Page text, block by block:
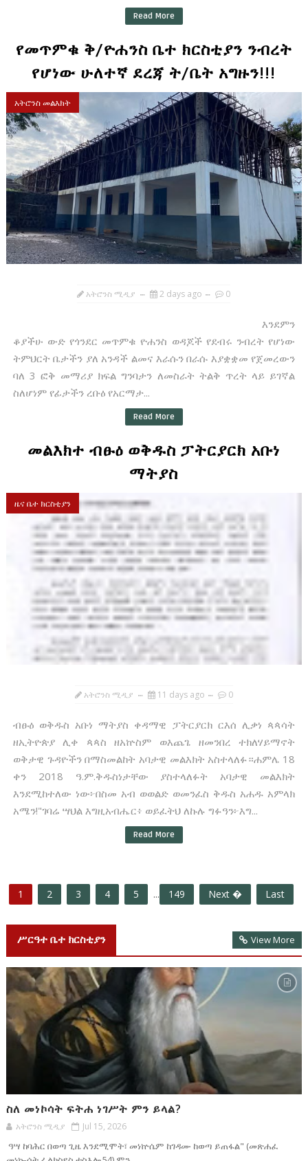
Read More
የመጥምቁ ቅ/ዮሐንስ ቤተ ክርስቲያን ንብረት
የሆነው ሁለተኛ ደረጃ ት/ቤት አግዙን!!!
አትሮንስ መልእክት
አትሮንስ ሚዲያ 2 days ago 0
እንደምን
ቆያችሁ ውድ የጎንደር መጥምቁ ዮሐንስ ወዳጆች የደብሩ ንብረት የሆነው
ትምህርት ቤታችን ያለ አንዳች ልመና እራሱን በራሱ እያቋቋመ የጀመረውን
ባለ 3 ፎቅ መማሪያ ክፍል ግንባታን ለመስራት ትልቅ ጥረት ላይ ይገኛል
ስለሆነም የፊታችን ረቡዕ የአርማታ...
Read More
መልእክተ ብፁዕ ወቅዱስ ፓትርያርክ አቡነ
ማትያስ
ዜና ቤተ ክርስቲያን
አትሮንስ ሚዲያ 11 days ago 0
ብፁዕ ወቅዱስ አቡነ ማትያስ ቀዳማዊ ፓትርያርክ ርእሰ ሊቃነ ጳጳሳት
ዘኢትዮጵያ ሊቀ ጳጳስ ዘአኵስም ወእጨጌ ዘመንበረ ተክለሃይማኖት
ወቅታዊ ጉዳዮችን በማስመልከት አባታዊ መልእክት አስተላለፉ።ሐምሌ 18
ቀን 2018 ዓ.ም.ቅዱስነታቸው ያስተላለፉት አባታዊ መልእክት
እንደሚከተለው ነው፦በስመ አብ ወወልድ ወመንፈስ ቅዱስ አሐዱ አምላክ
አሜን!"ገባሬ ሣህል እግዚአብሔር፥ ወይፈትህ ለኩሉ ግፉዓን፦እግ...
Read More
1 2 3 4 5 ... 149 Next � Last
ሥርዓተ ቤተ ክርስቲያን View More
ስለ መነኮሳት ፍትሐ ነገሥት ምን ይላል?
አትሮንስ ሚዲያ Jul 15, 2026
ዓሣ ከባሕር በወጣ ጊዜ እንደሚሞት፣ መነኵሴም ከገዳሙ ከወጣ ይጠፋል" (መጽሐፈ